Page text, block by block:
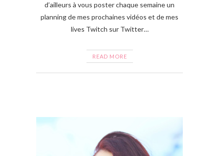
d’ailleurs à vous poster chaque semaine un
planning de mes prochaines vidéos et de mes
lives Twitch sur Twitter…
READ MORE